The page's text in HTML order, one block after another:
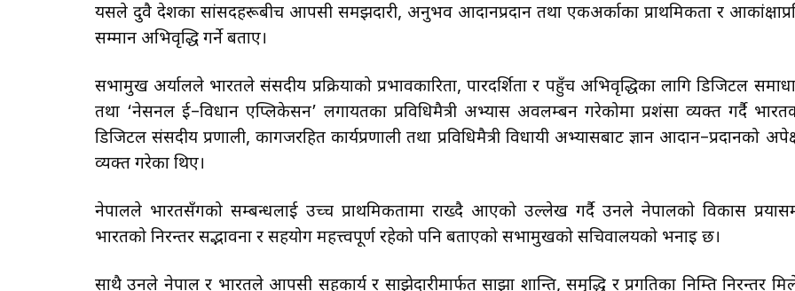
यसले दुवै देशका सांसदहरूबीच आपसी समझदारी, अनुभव आदानप्रदान तथा एकअर्काका प्राथमिकता र
सम्मान अभिवृद्धि गर्ने बताए।
सभामुख अर्यालले भारतले संसदीय प्रक्रियाको प्रभावकारिता, पारदर्शिता र पहुँच अभिवृद्धिका लागि डिजिटल
तथा ‘नेसनल ई–विधान एप्लिकेसन’ लगायतका प्रविधिमैत्री अभ्यास अवलम्बन गरेकोमा प्रशंसा व्यक्त गर्दै
डिजिटल संसदीय प्रणाली, कागजरहित कार्यप्रणाली तथा प्रविधिमैत्री विधायी अभ्यासबाट ज्ञान आदान–प्रदानको
व्यक्त गरेका थिए।
नेपालले भारतसँगको सम्बन्धलाई उच्च प्राथमिकतामा राख्दै आएको उल्लेख गर्दै उनले नेपालको विकास
भारतको निरन्तर सद्भावना र सहयोग महत्त्वपूर्ण रहेको पनि बताएको सभामुखको सचिवालयको भनाइ छ।
साथै उनले नेपाल र भारतले आपसी सहकार्य र साझेदारीमार्फत साझा शान्ति, समृद्धि र प्रगतिका निम्ति निरन्तर